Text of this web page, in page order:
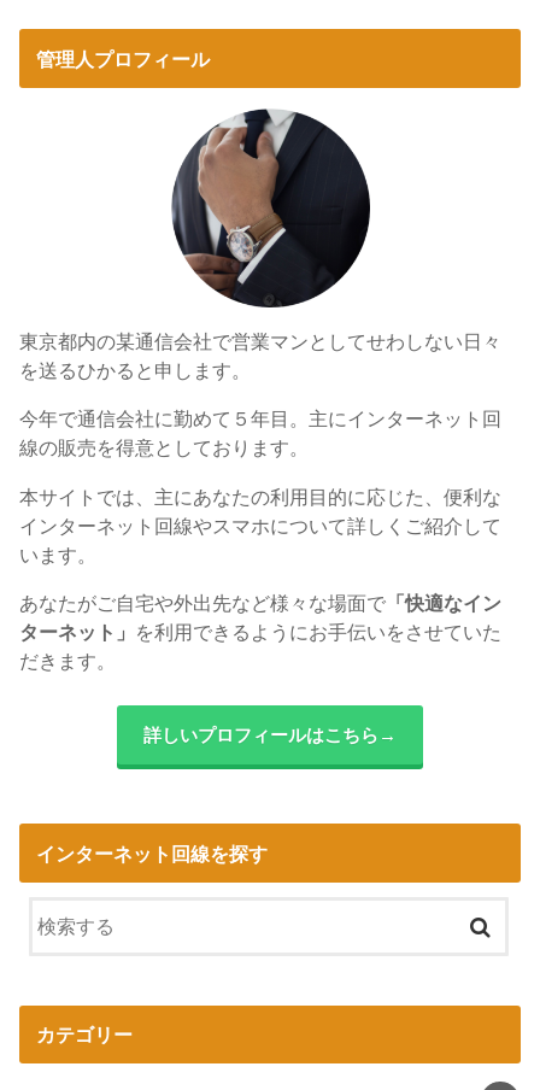
管理人プロフィール
東京都内の某通信会社で営業マンとしてせわしない日々
を送るひかると申します。
今年で通信会社に勤めて５年目。主にインターネット回
線の販売を得意としております。
本サイトでは、主にあなたの利用目的に応じた、便利な
インターネット回線やスマホについて詳しくご紹介して
います。
あなたがご自宅や外出先など様々な場面で 「快適なイン
ターネット」 を利用できるようにお手伝いをさせていた
だきます。
詳しいプロフィールはこちら→
インターネット回線を探す
カテゴリー